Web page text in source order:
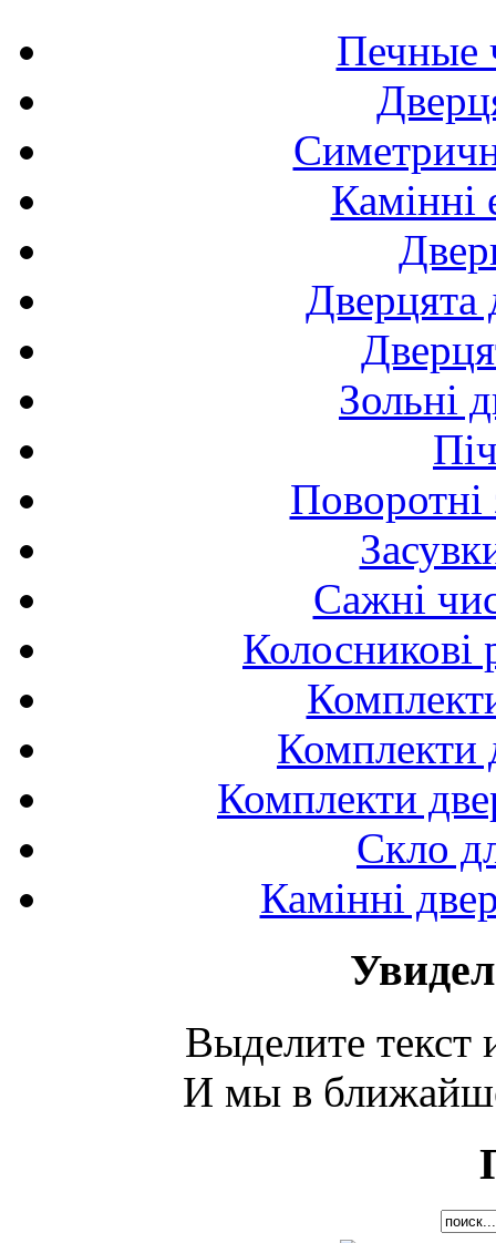
Печные
Камінні
Дверцята
Зольні
Поворотні
Сажні
Колосникові
Комплекти
Комплекти
Скло
Камінні
Выделите
И мы в